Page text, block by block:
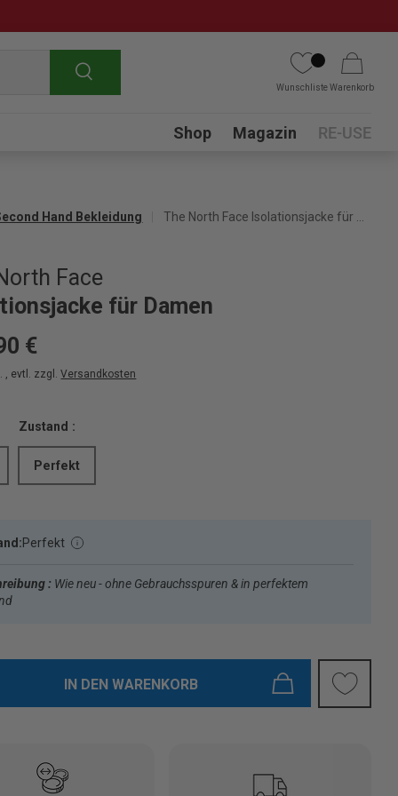
Suchen
WunschlisteWarenkorb
Submenu
Shop Magazin RE-USE
Hand Bekleidung
Face
für Damen
€
, evtl. zzgl.Versandkosten
Zustand :
Perfekt
Perfekt
: Wie neu - ohne Gebrauchsspuren & in perfektem
IN DEN WARENKORB